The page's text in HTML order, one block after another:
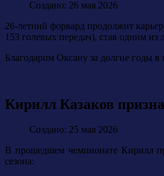
Создано: 26 мая 2026
26-летний форвард продолжит
153 голевых передач), став одним из
Благодарим Оксану за долгие годы
Кирилл Казаков
Создано: 25 мая 2026
В прошедшем чемпионате Кирилл
сезона: